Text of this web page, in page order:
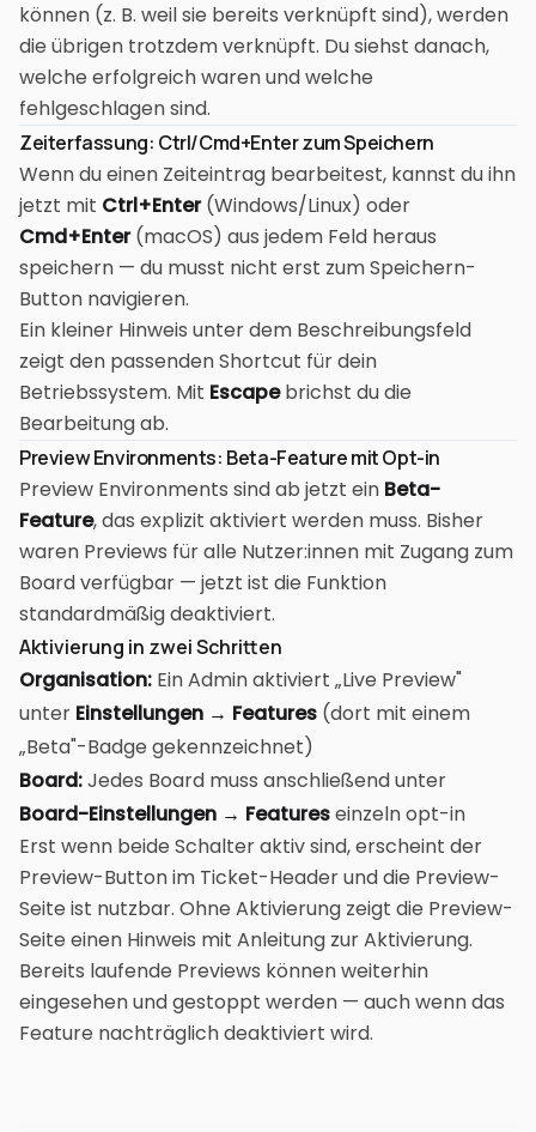
können (z. B. weil sie bereits verknüpft sind), werden
die übrigen trotzdem verknüpft. Du siehst danach,
welche erfolgreich waren und welche
fehlgeschlagen sind.
Zeiterfassung: Ctrl/Cmd+Enter zum Speichern
Wenn du einen Zeiteintrag bearbeitest, kannst du ihn
jetzt mit Ctrl+Enter(Windows/Linux) oder
Cmd+Enter(macOS) aus jedem Feld heraus
speichern — du musst nicht erst zum Speichern-
Button navigieren.
Ein kleiner Hinweis unter dem Beschreibungsfeld
zeigt den passenden Shortcut für dein
Betriebssystem. Mit Escapebrichst du die
Bearbeitung ab.
Preview Environments: Beta-Feature mit Opt-in
Preview Environments sind ab jetzt ein Beta-
Feature, das explizit aktiviert werden muss. Bisher
waren Previews für alle Nutzer:innen mit Zugang zum
Board verfügbar — jetzt ist die Funktion
standardmäßig deaktiviert.
Aktivierung in zwei Schritten
Organisation: Ein Admin aktiviert „Live Preview"
unter Einstellungen → Features (dort mit einem
„Beta"-Badge gekennzeichnet)
Board:Jedes Board muss anschließend unter
Board-Einstellungen → Featureseinzeln opt-in
Erst wenn beide Schalter aktiv sind, erscheint der
Preview-Button im Ticket-Header und die Preview-
Seite ist nutzbar. Ohne Aktivierung zeigt die Preview-
Seite einen Hinweis mit Anleitung zur Aktivierung.
Bereits laufende Previews können weiterhin
eingesehen und gestoppt werden — auch wenn das
Feature nachträglich deaktiviert wird.